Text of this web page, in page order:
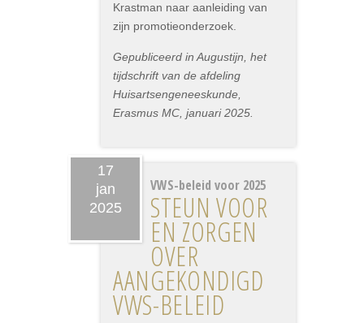
Krastman naar aanleiding van
zijn promotieonderzoek.
Gepubliceerd in Augustijn, het
tijdschrift van de afdeling
Huisartsengeneeskunde,
Erasmus MC, januari 2025.
17
jan
2025
VWS-beleid voor 2025
STEUN VOOR
EN ZORGEN
OVER
AANGEKONDIGD
VWS-BELEID